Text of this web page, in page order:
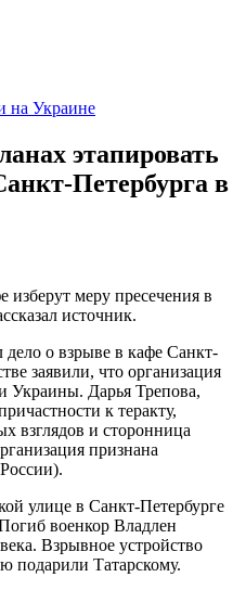
на Украине
этапировать
Петербурга в
изберут меру пресечения в
источник.
о взрыве в кафе Санкт-
заявили, что организация
Украины. Дарья Трепова,
к теракту,
взглядов и сторонница
признана
улице в Санкт-Петербурге
военкор Владлен
Взрывное устройство
подарили Татарскому.